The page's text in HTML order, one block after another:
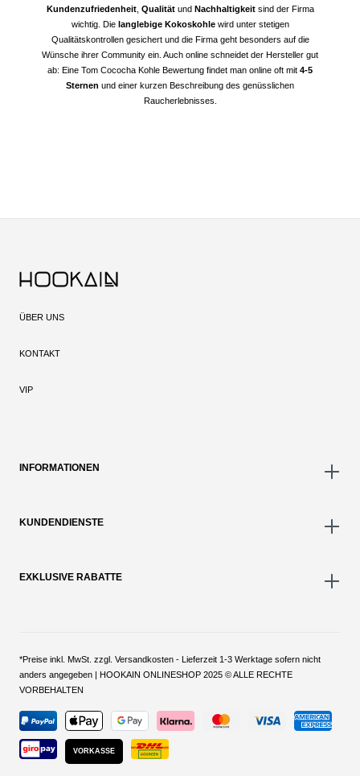
Kundenzufriedenheit, Qualität und Nachhaltigkeit sind der Firma
wichtig. Die langlebige Kokoskohlewird unter stetigen
Qualitätskontrollen gesichert und die Firma geht besonders auf die
Wünsche ihrer Community ein. Auch online schneidet der Hersteller gut
ab: Eine Tom Cococha Kohle Bewertung findet man online oft mit 4-5
Sternen und einer kurzen Beschreibung des genüsslichen
Raucherlebnisses.
ÜBER UNS
KONTAKT
VIP
INFORMATIONEN
KUNDENDIENSTE
EXKLUSIVE RABATTE
*Preise inkl. MwSt. zzgl. Versandkosten - Lieferzeit 1-3 Werktage sofern nicht
anders angegeben | HOOKAIN ONLINESHOP 2025 © ALLE RECHTE
VORBEHALTEN
VORKASSE